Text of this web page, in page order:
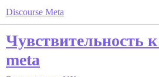
Discourse Meta
Чувствительность
meta